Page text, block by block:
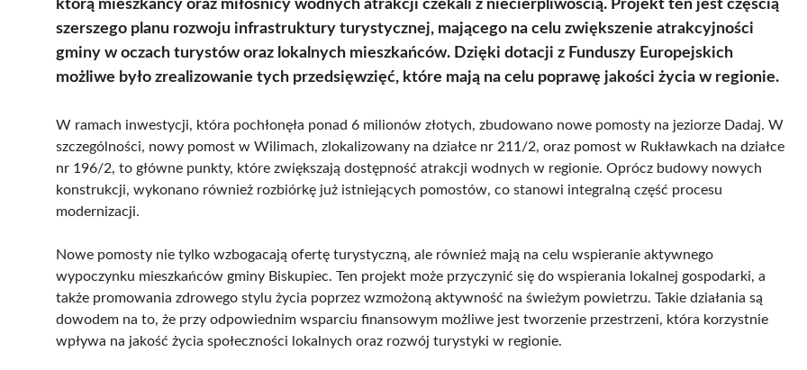
którą mieszkańcy oraz miłośnicy wodnych atrakcji czekali z niecierpliwością. Projekt ten jest częścią
szerszego planu rozwoju infrastruktury turystycznej, mającego na celu zwiększenie atrakcyjności
gminy w oczach turystów oraz lokalnych mieszkańców. Dzięki dotacji z Funduszy Europejskich
możliwe było zrealizowanie tych przedsięwzięć, które mają na celu poprawę jakości życia w regionie.
W ramach inwestycji, która pochłonęła ponad 6 milionów złotych, zbudowano nowe pomosty na jeziorze Dadaj. W
szczególności, nowy pomost w Wilimach, zlokalizowany na działce nr 211/2, oraz pomost w Rukławkach na działce
nr 196/2, to główne punkty, które zwiększają dostępność atrakcji wodnych w regionie. Oprócz budowy nowych
konstrukcji, wykonano również rozbiórkę już istniejących pomostów, co stanowi integralną część procesu
modernizacji.
Nowe pomosty nie tylko wzbogacają ofertę turystyczną, ale również mają na celu wspieranie aktywnego
wypoczynku mieszkańców gminy Biskupiec. Ten projekt może przyczynić się do wspierania lokalnej gospodarki, a
także promowania zdrowego stylu życia poprzez wzmożoną aktywność na świeżym powietrzu. Takie działania są
dowodem na to, że przy odpowiednim wsparciu finansowym możliwe jest tworzenie przestrzeni, która korzystnie
wpływa na jakość życia społeczności lokalnych oraz rozwój turystyki w regionie.